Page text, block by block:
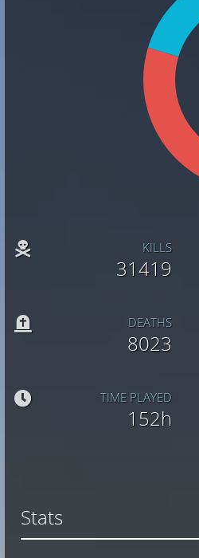
KILLS
31419
DEATHS
8023
TIME PLAYED
152h
Stats